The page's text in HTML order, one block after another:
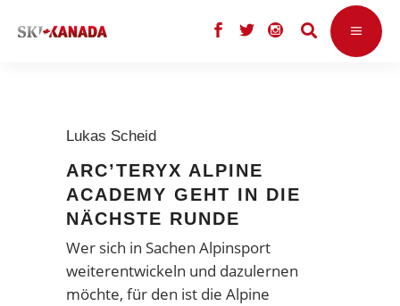
Lukas Scheid
ARC’TERYX ALPINE
ACADEMY GEHT IN DIE
NÄCHSTE RUNDE
Wer sich in Sachen Alpinsport
weiterentwickeln und dazulernen
möchte, für den ist die Alpine